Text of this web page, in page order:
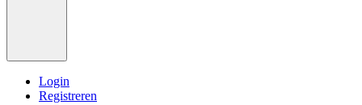
Login
Registreren